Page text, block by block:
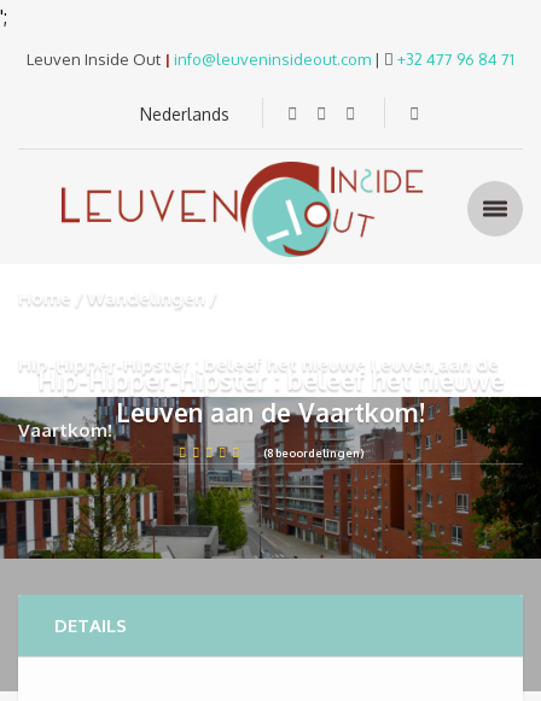
';
Leuven Inside Out | info@leuveninsideout.com | +32 477 96 84 71
Nederlands
Home Wandelingen
Hip-Hipper-Hipster : beleef het nieuwe Leuven aan de
Vaartkom!
Hip-Hipper-Hipster : beleef het nieuwe
Leuven aan de Vaartkom!
(8 beoordelingen)
DETAILS